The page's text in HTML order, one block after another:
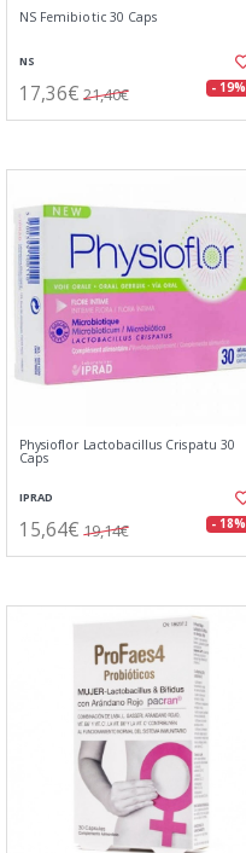
NS Femibiotic 30 Caps
NS
17,36€ 21,40€ - 19%
Physioflor Lactobacillus Crispatu 30
Caps
IPRAD
15,64€ 19,14€ - 18%